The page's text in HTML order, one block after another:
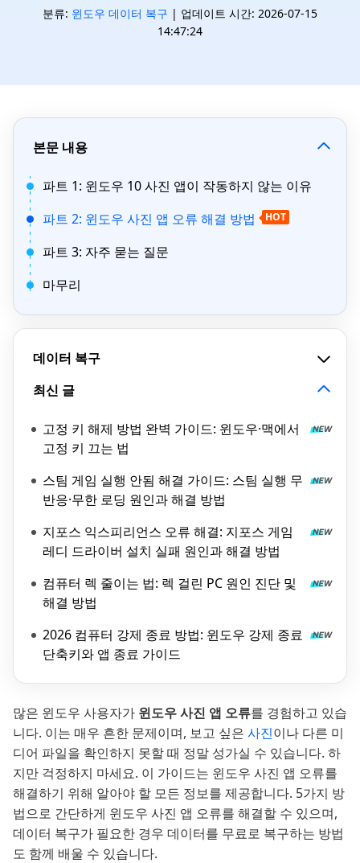
분류: 윈도우 데이터 복구 | 업데이트 시간: 2026-07-15
14:47:24
본문 내용
파트 1: 윈도우 10 사진 앱이 작동하지 않는 이유
파트 2: 윈도우 사진 앱 오류 해결 방법
HOT
파트 3: 자주 묻는 질문
마무리
데이터 복구
최신 글
고정 키 해제 방법 완벽 가이드: 윈도우·맥에서
고정 키 끄는 법
스팀 게임 실행 안됨 해결 가이드: 스팀 실행 무
반응·무한 로딩 원인과 해결 방법
지포스 익스피리언스 오류 해결: 지포스 게임
레디 드라이버 설치 실패 원인과 해결 방법
컴퓨터 렉 줄이는 법: 렉 걸린 PC 원인 진단 및
해결 방법
2026 컴퓨터 강제 종료 방법: 윈도우 강제 종료
단축키와 앱 종료 가이드
많은 윈도우 사용자가 윈도우 사진 앱 오류를 경험하고 있습
니다. 이는 매우 흔한 문제이며, 보고 싶은 사진이나 다른 미
디어 파일을 확인하지 못할 때 정말 성가실 수 있습니다. 하
지만 걱정하지 마세요. 이 가이드는 윈도우 사진 앱 오류를
해결하기 위해 알아야 할 모든 정보를 제공합니다. 5가지 방
법으로 간단하게 윈도우 사진 앱 오류를 해결할 수 있으며,
데이터 복구가 필요한 경우 데이터를 무료로 복구하는 방법
도 함께 배울 수 있습니다.